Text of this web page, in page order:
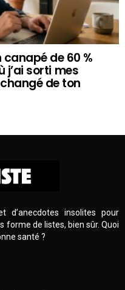
de 60 %
j’ai sorti mes
de ton
d’anecdotes insolites pour
forme de listes, bien sûr. Quoi
santé ?